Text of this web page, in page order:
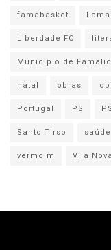
famabasket
Liberdade FC
Município de
natal
obras
Portugal
PS
Santo Tirso
saúde
vermoim
Vila